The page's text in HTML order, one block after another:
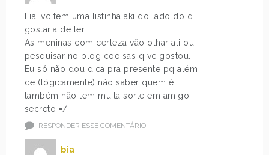
Lia, vc tem uma listinha aki do lado do q
gostaria de ter…
As meninas com certeza vão olhar ali ou
pesquisar no blog cooisas q vc gostou.
Eu só não dou dica pra presente pq além
de (lógicamente) não saber quem é
também não tem muita sorte em amigo
secreto =/
RESPONDER ESSE COMENTÁRIO
bia